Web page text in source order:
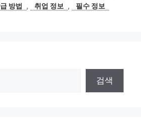
방법 , 취업 정보 , 필수 정보
검색